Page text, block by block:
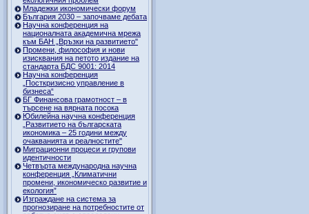
Младежки икономически форум
България 2030 – започваме дебата
Научна конференция на
националната академична мрежа
към БАН „Връзки на развитието"
Промени, философия и нови
изисквания на петото издание на
стандарта БДС 9001: 2014
Научна конференция
„Посткризисно управление в
бизнеса“
БГ Финансова грамотност – в
търсене на вярната посока
Юбилейна научна конференция
„Развитието на българската
икономика – 25 години между
очакванията и реалностите"
Миграционни процеси и групови
идентичности
Четвърта международна научна
конференция „Климатични
промени, икономическо развитие и
екология”
Изграждане на система за
прогнозиране на потребностите от